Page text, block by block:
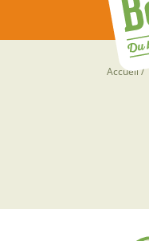
Fil
Accueil